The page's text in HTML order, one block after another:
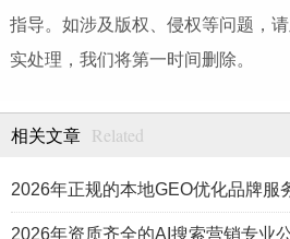
指导。如涉及版权、侵权等问题，
实处理，我们将第一时间删除。
相关文章 Related
2026年正规的本地GEO优化品牌服